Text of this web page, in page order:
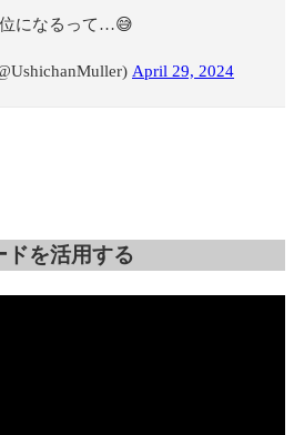
になるって…😅
April 29, 2024
ドを活用する